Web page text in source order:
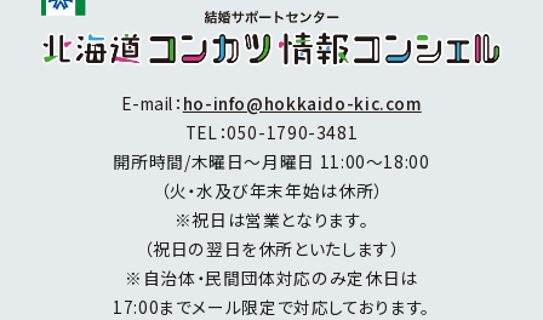
E-mail： ho-info@hokkaido-kic.com
TEL：050-1790-3481
開所時間/木曜日～月曜日 11:00～18:00
（火・水及び年末年始は休所）
※祝日は営業となります。
（祝日の翌日を休所といたします）
※自治体・民間団体対応のみ定休日は
17:00までメール限定で対応しております。